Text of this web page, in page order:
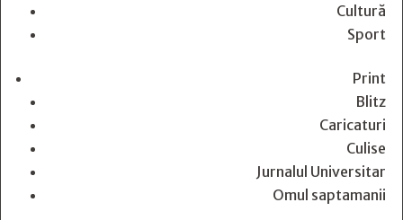
Cultură
Sport
Print
Blitz
Caricaturi
Culise
Jurnalul Universitar
Omul saptamanii